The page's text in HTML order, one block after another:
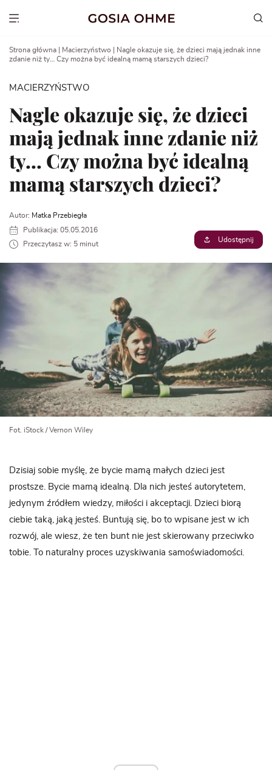
Show menu
Strona główna Macierzyństwo
Nagle okazuje się, że dzieci mają jednak inne
zdanie niż ty… Czy można być idealną mamą starszych dzieci?
MACIERZYŃSTWO
Nagle okazuje się, że dzieci
mają jednak inne zdanie niż
ty… Czy można być idealną
mamą starszych dzieci?
Autor: Matka Przebiegła
Publikacja: 05.05.2016
Przeczytasz w: 5 minut
Udostępnij
Fot. iStock / Vernon Wiley
Dzisiaj sobie myślę, że bycie mamą małych dzieci jest
prostsze. Bycie mamą idealną. Dla nich jesteś autorytetem,
jedynym źródłem wiedzy, miłości i akceptacji. Dzieci biorą
ciebie taką, jaką jesteś. Buntują się, bo to wpisane jest w ich
rozwój, ale wiesz, że ten bunt nie jest skierowany przeciwko
tobie. To naturalny proces uzyskiwania samoświadomości.